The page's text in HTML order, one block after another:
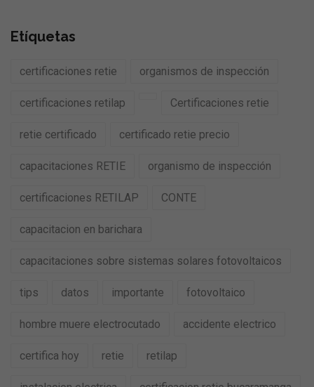
Etíquetas
certificaciones retie organismos de inspección
certificaciones retilap Certificaciones retie
retie certificado certificado retie precio
capacitaciones RETIE organismo de inspección
certificaciones RETILAP CONTE
capacitacion en barichara
capacitaciones sobre sistemas solares fotovoltaicos
tips datos importante fotovoltaico
hombre muere electrocutado accidente electrico
certifica hoy retie retilap